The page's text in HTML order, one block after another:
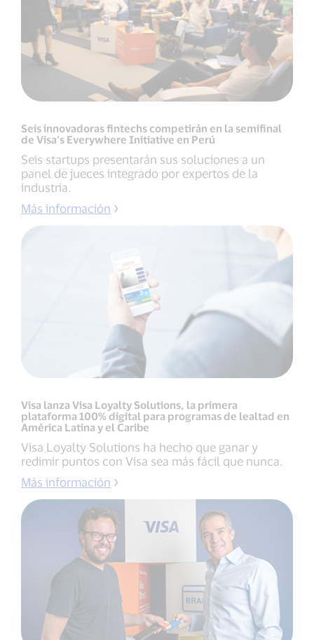
Seis innovadoras fintechs competirán en la semifinal
de Visa’s Everywhere Initiative en Perú
Seis startups presentarán sus soluciones a un
panel de jueces integrado por expertos de la
industria.
Más información
Visa lanza Visa Loyalty Solutions, la primera
plataforma 100% digital para programas de lealtad en
América Latina y el Caribe
Visa Loyalty Solutions ha hecho que ganar y
redimir puntos con Visa sea más fácil que nunca.
Más información